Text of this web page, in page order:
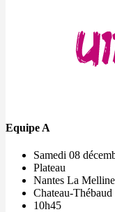
Equipe A
Samedi 08
Plateau
Nantes La
Chateau-Thébaud
10h45